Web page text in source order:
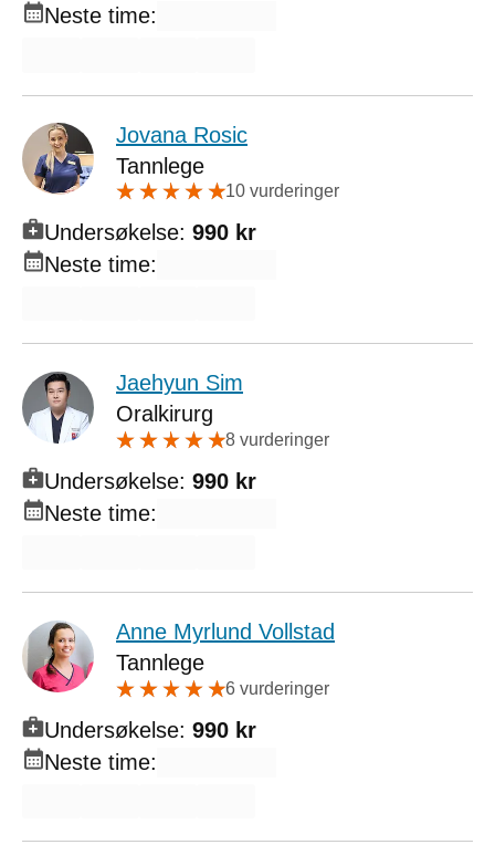
Neste time:
Jovana Rosic
Tannlege
10 vurderinger
Undersøkelse: 990 kr
Neste time:
Jaehyun Sim
Oralkirurg
8 vurderinger
Undersøkelse: 990 kr
Neste time:
Anne Myrlund Vollstad
Tannlege
6 vurderinger
Undersøkelse: 990 kr
Neste time: